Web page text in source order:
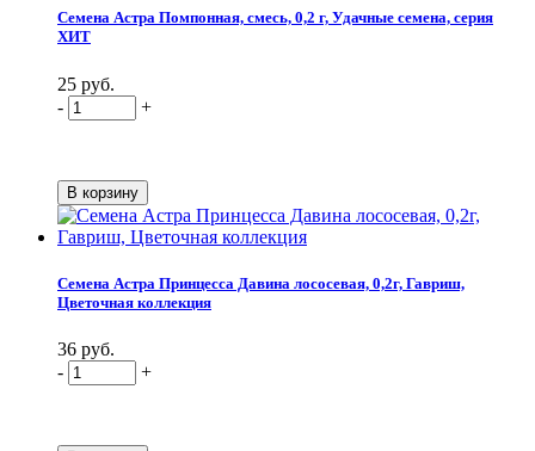
Семена Астра Помпонная, смесь, 0,2 г, Удачные семена, серия
ХИТ
25 руб.
-
+
Семена Астра Принцесса Давина лососевая, 0,2г, Гавриш,
Цветочная коллекция
36 руб.
-
+